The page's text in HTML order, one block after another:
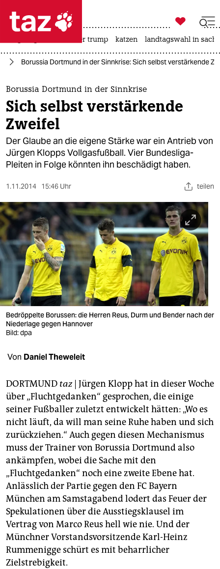
 taz zahl ich
taz zahl ich
themen
politik
öko
gesellschaft
sport
berlin
nord
wahrheit
verlag
verlag
veranstaltungen
unterstützen
abo
genossenschaft
epaper login

taz zahl ich
usa unter trump katzen landtagswahl in
Borussia Dortmund in der Sinnkrise: Sich selbst verstärkende
Borussia Dortmund in der Sinnkrise
Sich selbst verstärkende
Zweifel
Der Glaube an die eigene Stärke war ein Antrieb von
Jürgen Klopps Vollgasfußball. Vier Bundesliga-
Pleiten in Folge könnten ihn beschädigt haben.
1.11.2014 15:46 Uhr teilen
Bedröppelte Borussen: die Herren Reus, Durm und Bender nach der
Niederlage gegen Hannover
Bild: dpa
Von Daniel Theweleit
DORTMUND taz| Jürgen Klopp hat in dieser Woche
über „Fluchtgedanken“ gesprochen, die einige
seiner Fußballer zuletzt entwickelt hätten: „Wo es
nicht läuft, da will man seine Ruhe haben und sich
zurückziehen.“ Auch gegen diesen Mechanismus
muss der Trainer von Borussia Dortmund also
ankämpfen, wobei die Sache mit den
„Fluchtgedanken“ noch eine zweite Ebene hat.
Anlässlich der Partie gegen den FC Bayern
München am Samstagabend lodert das Feuer der
Spekulationen über die Ausstiegsklausel im
Vertrag von Marco Reus hell wie nie. Und der
Münchner Vorstandsvorsitzende Karl-Heinz
Rummenigge schürt es mit beharrlicher
Zielstrebigkeit.